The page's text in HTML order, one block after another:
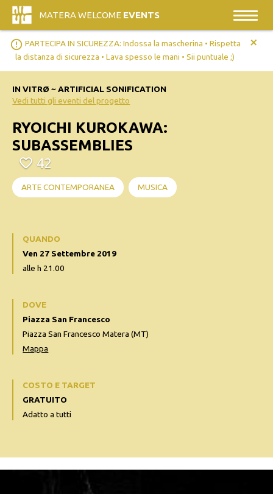
MATERA WELCOME EVENTS
error_outline PARTECIPA IN SICUREZZA: Indossa la mascherina • Rispetta
la distanza di sicurezza • Lava spesso le mani • Sii puntuale ;)
+
IN VITRØ ~ ARTIFICIAL SONIFICATION
Vedi tutti gli eventi del progetto
RYOICHI KUROKAWA:
SUBASSEMBLIES
42
ARTE CONTEMPORANEA MUSICA
QUANDO
Ven 27 Settembre 2019
alle h 21.00
DOVE
Piazza San Francesco
Piazza San Francesco Matera (MT)
Mappa
COSTO E TARGET
GRATUITO
Adatto a tutti